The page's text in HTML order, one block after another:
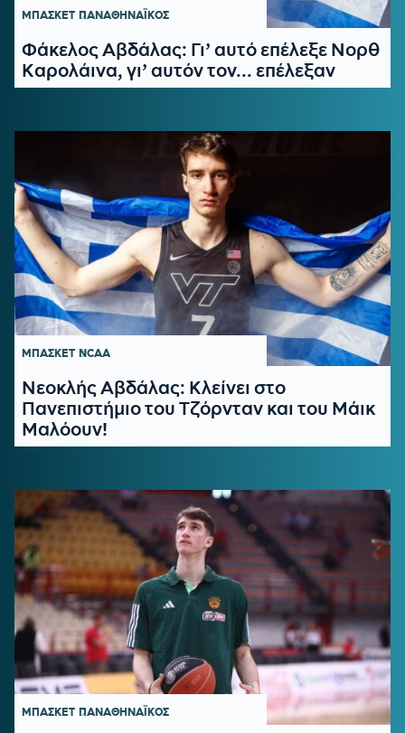
ΜΠΑΣΚΕΤ ΠΑΝΑΘΗΝΑΪΚΟΣ
Φάκελος Αβδάλας: Γι’ αυτό επέλεξε Νορθ
Καρολάινα, γι’ αυτόν τον... επέλεξαν
ΜΠΑΣΚΕΤ NCAA
Νεοκλής Αβδάλας: Κλείνει στο
Πανεπιστήμιο του Τζόρνταν και του Μάικ
Μαλόουν!
ΜΠΑΣΚΕΤ ΠΑΝΑΘΗΝΑΪΚΟΣ